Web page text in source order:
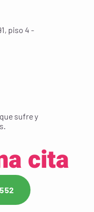
piso 4 -
sufre y
cita